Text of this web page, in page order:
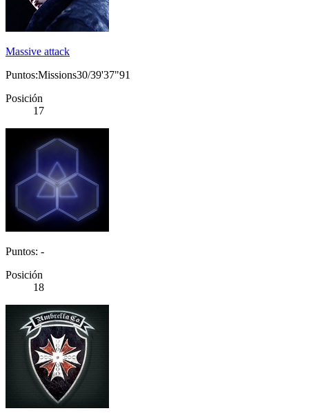
Massive attack
Puntos:Missions30/39'37"91
Posición
17
Puntos: -
Posición
18